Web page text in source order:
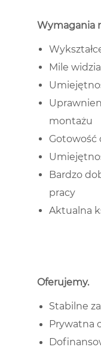
Wymagania
Mile
montażu
Gotowość
Bardzo
pracy
Aktualna
Oferujemy.
Stabilne
Prywatna